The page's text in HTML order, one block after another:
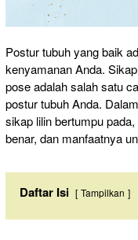
Postur tubuh yang baik
kenyamanan Anda.
pose adalah salah satu
postur tubuh Anda.
sikap lilin bertumpu
benar, dan manfaatnya
Daftar Isi Tampilkan